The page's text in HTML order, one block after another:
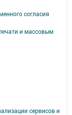
согласия
и массовым
сервисов и